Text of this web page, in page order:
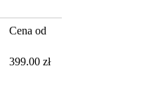
Collegiate
Green
Cena od
399.00 zł